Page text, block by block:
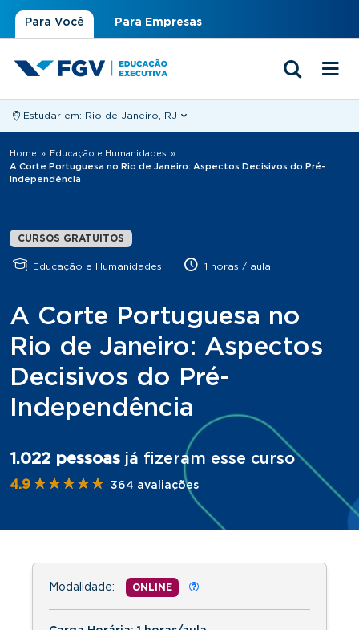
Para Você Para Empresas
Estudar em: Rio de Janeiro, RJ
Você está aqui
Home » Educação e Humanidades
»
A Corte Portuguesa no Rio de Janeiro: Aspectos Decisivos do Pré-
Independência
CURSOS GRATUITOS
Educação e Humanidades 1 horas / aula
A Corte Portuguesa no
Rio de Janeiro: Aspectos
Decisivos do Pré-
Independência
1.022 pessoas já fizeram esse curso
4.9 ★★★★★
★★★★★ 364 avaliações
Modalidade: ONLINE